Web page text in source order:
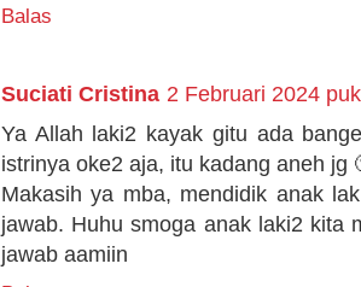
Balas
Suciati Cristina 2 Februari 2024
Ya Allah laki2 kayak gitu ada
istrinya oke2 aja, itu kadang aneh jg
Makasih ya mba, mendidik anak
jawab. Huhu smoga anak laki2 kita
jawab aamiin